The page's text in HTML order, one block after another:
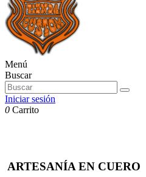
Menú
Buscar
Iniciar sesión
0 Carrito
ARTESANÍA EN CUERO